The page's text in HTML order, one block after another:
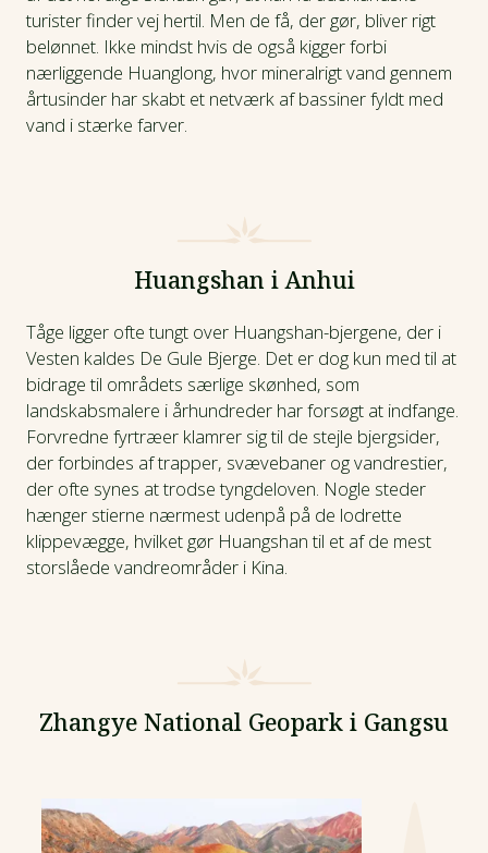
turister finder vej hertil. Men de få, der gør, bliver rigt
belønnet. Ikke mindst hvis de også kigger forbi
nærliggende Huanglong, hvor mineralrigt vand gennem
årtusinder har skabt et netværk af bassiner fyldt med
vand i stærke farver.
Huangshan i Anhui
Tåge ligger ofte tungt over Huangshan-bjergene, der i
Vesten kaldes De Gule Bjerge. Det er dog kun med til at
bidrage til områdets særlige skønhed, som
landskabsmalere i århundreder har forsøgt at indfange.
Forvredne fyrtræer klamrer sig til de stejle bjergsider,
der forbindes af trapper, svævebaner og vandrestier,
der ofte synes at trodse tyngdeloven. Nogle steder
hænger stierne nærmest udenpå på de lodrette
klippevægge, hvilket gør Huangshan til et af de mest
storslåede vandreområder i Kina.
Zhangye National Geopark i Gangsu